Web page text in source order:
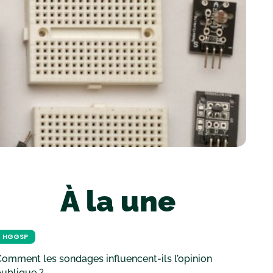
À la une
HGGSP
les sondages influencent-ils l’opinion